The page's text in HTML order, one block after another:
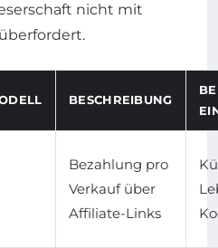
nicht mit
BESCHREIBUNG
Bezahlung pro
Verkauf über
Affiliate-Links